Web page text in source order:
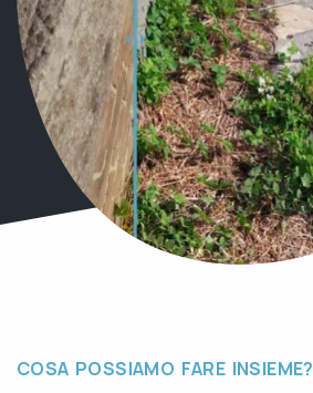
COSA POSSIAMO FARE INSIEME?